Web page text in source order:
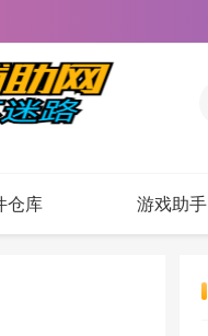
仓库 游戏助手